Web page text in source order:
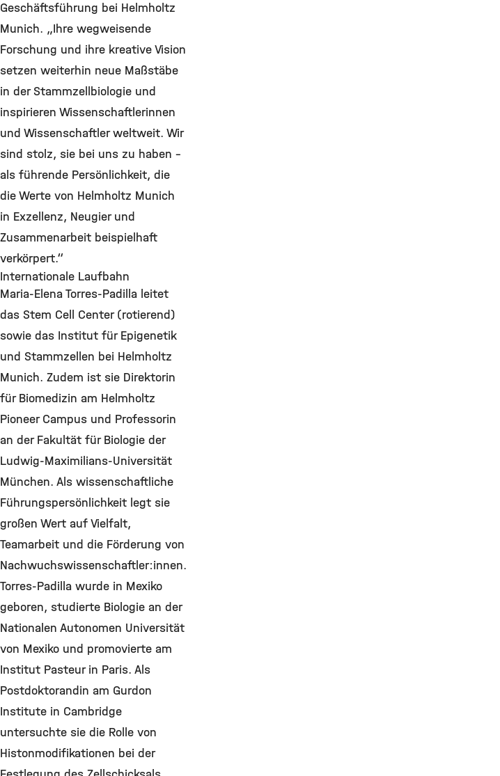
Geschäftsführung bei Helmholtz
Munich. „Ihre wegweisende
Forschung und ihre kreative Vision
setzen weiterhin neue Maßstäbe
in der Stammzellbiologie und
inspirieren Wissenschaftlerinnen
und Wissenschaftler weltweit. Wir
sind stolz, sie bei uns zu haben –
als führende Persönlichkeit, die
die Werte von Helmholtz Munich
in Exzellenz, Neugier und
Zusammenarbeit beispielhaft
verkörpert.“
Internationale Laufbahn
Maria-Elena Torres-Padilla leitet
das Stem Cell Center (rotierend)
sowie das Institut für Epigenetik
und Stammzellen bei Helmholtz
Munich. Zudem ist sie Direktorin
für Biomedizin am Helmholtz
Pioneer Campus und Professorin
an der Fakultät für Biologie der
Ludwig-Maximilians-Universität
München. Als wissenschaftliche
Führungspersönlichkeit legt sie
großen Wert auf Vielfalt,
Teamarbeit und die Förderung von
Nachwuchswissenschaftler:innen.
Torres-Padilla wurde in Mexiko
geboren, studierte Biologie an der
Nationalen Autonomen Universität
von Mexiko und promovierte am
Institut Pasteur in Paris. Als
Postdoktorandin am Gurdon
Institute in Cambridge
untersuchte sie die Rolle von
Histonmodifikationen bei der